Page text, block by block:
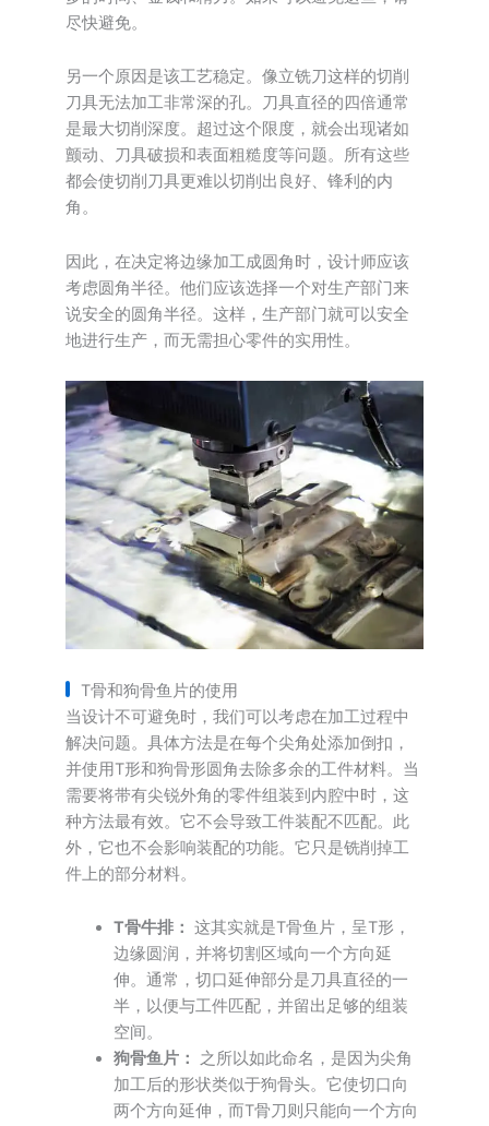
尽快避免。
另一个原因是该工艺稳定。像立铣刀这样的切削
刀具无法加工非常深的孔。刀具直径的四倍通常
是最大切削深度。超过这个限度，就会出现诸如
颤动、刀具破损和表面粗糙度等问题。所有这些
都会使切削刀具更难以切削出良好、锋利的内
角。
因此，在决定将边缘加工成圆角时，设计师应该
考虑圆角半径。他们应该选择一个对生产部门来
说安全的圆角半径。这样，生产部门就可以安全
地进行生产，而无需担心零件的实用性。
T骨和狗骨鱼片的使用
当设计不可避免时，我们可以考虑在加工过程中
解决问题。具体方法是在每个尖角处添加倒扣，
并使用T形和狗骨形圆角去除多余的工件材料。当
需要将带有尖锐外角的零件组装到内腔中时，这
种方法最有效。它不会导致工件装配不匹配。此
外，它也不会影响装配的功能。它只是铣削掉工
件上的部分材料。
T骨牛排： 这其实就是T骨鱼片，呈T形，
边缘圆润，并将切割区域向一个方向延
伸。通常，切口延伸部分是刀具直径的一
半，以便与工件匹配，并留出足够的组装
空间。
狗骨鱼片：
之所以如此命名，是因为尖角
加工后的形状类似于狗骨头。它使切口向
两个方向延伸，而T骨刀则只能向一个方向